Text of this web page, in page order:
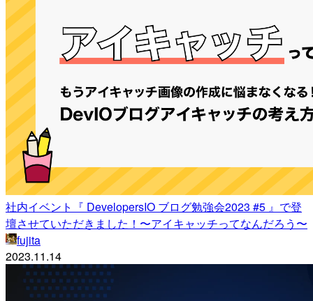
社内イベント『 DevelopersIO ブログ勉強会2023 #5 』で登
壇させていただきました！〜アイキャッチってなんだろう〜
fujita
2023.11.14